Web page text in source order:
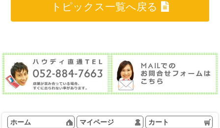
トピックス一覧へ戻る
ホーム マイページ カート